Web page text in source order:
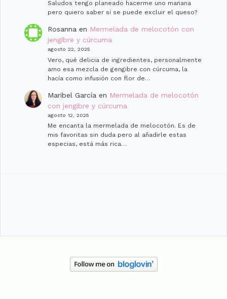
Saludos tengo planeado hacerme uno man̈ana
pero quiero saber si se puede excluir el queso?
Rosannaen Mermelada de melocotón con
jengibre y cúrcuma
agosto 22, 2025
Vero, qué delicia de ingredientes, personalmente
amo esa mezcla de gengibre con cúrcuma, la
hacía como infusión con flor de…
Maribel García en Mermelada de melocotón
con jengibre y cúrcuma
agosto 12, 2025
Me encanta la mermelada de melocotón. Es de
mis favoritas sin duda pero al añadirle estas
especias, está más rica…